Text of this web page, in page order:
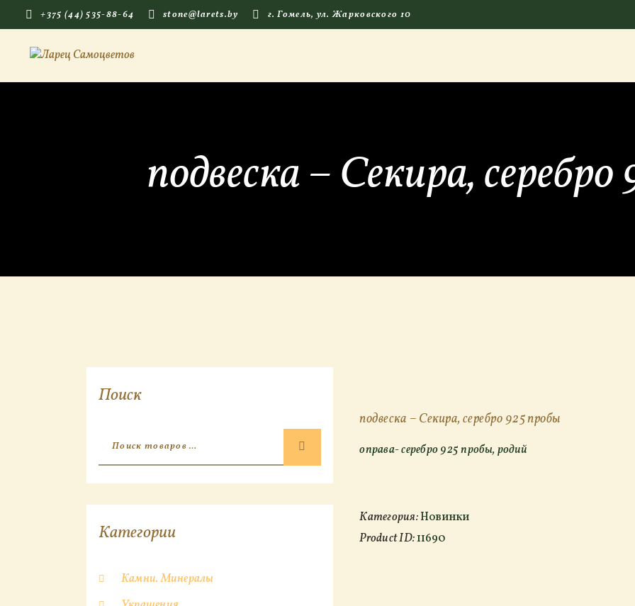
+375 (44) 535-88-64 stone@larets.by г. Гомель, ул. Жарковского 10
подвеска – Секира,
ГЛАВНАЯ
ЭНЕРГИЯ ФОРМ
подвеска – Секира, серебро 925 пробы
оправа- серебро 925 пробы, родий
Категория:Новинки
Product ID:11690
Поиск
Категории
Камни. Минералы